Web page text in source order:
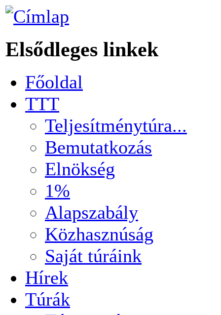
Elsődleges linkek
Főoldal
TTT
Teljesítménytúra...
Bemutatkozás
Elnökség
1%
Alapszabály
Közhasznúság
Saját túráink
Hírek
Túrák